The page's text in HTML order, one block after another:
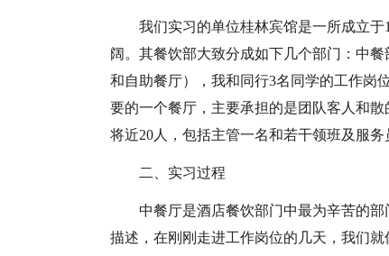
我们实习的单位桂林宾馆是一所成立
阔。其餐饮部大致分成如下几个部门：中
和自助餐厅），我和同行3名同学的工作岗
要的一个餐厅，主要承担的是团队客人和
将近20人，包括主管一名和若干领班及服务
二、实习过程
中餐厅是酒店餐饮部门中最为辛苦的
描述，在刚刚走进工作岗位的几天，我们